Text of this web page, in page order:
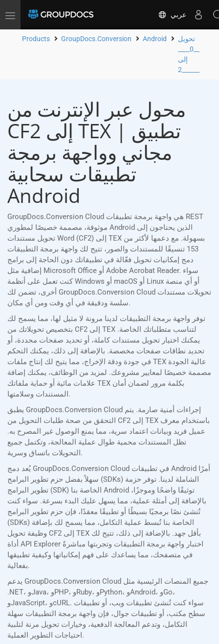
Toggle
عربي
Products GroupDocs.Conversion Android
تحويل
إلى
محول عبر الإنترنت من
CF2 إلى TEX | تطبيق
مجاني وواجهة برمجة
تطبيقات سحابية
Android
GroupDocs.Conversion Cloud هي واجهة برمجة تطبيقات REST
موثوقة، مصممة خصيصًا لمطوري Android الذين يحتاجون إلى
تحويل مستندات Word (CF2) إلى TEX بسهولة. مع دعمها لأكثر من
153 تنسيقًا للمستندات والصور، تتيح لك واجهة برمجة التطبيقات
دمج إمكانيات تحويل فعّالة في تطبيقاتك دون الحاجة إلى برامج
إضافية مثل Microsoft Office أو Adobe Acrobat Reader. سواء
كنت تعمل على أنظمة Windows أو macOS أو Linux أو أي منصة
أخرى، تضمن لك GroupDocs.Conversion Cloud تحويلات مستندات
سلسة ودقيقة في أي وقت ومن أي مكان.
توفر واجهة برمجة التطبيقات لدينا مرونة لا مثيل لها، مما يسمح لك
بتخصيص تحويلاتك من CF2 إلى TEX لتناسب متطلباتك الخاصة.
يمكنك اختيار تحويل مستندات كاملة، أو تحديد صفحات محددة، أو
تحديد نطاقات صفحات مخصصة. بالإضافة إلى ذلك، يمكنك التحكم
في جودة ودقة الإخراج، مما يتيح لك إنتاج ملفات TEX عالية الجودة
مصممة خصيصًا لمعايير مشروعك. لمزيد من الوظائف، يمكنك إضافة
علامات مائية أو حماية ملفاتك TEX بكلمة مرور لضمان أمان
المستندات وسلامتها.
يطبق GroupDocs.Conversion Cloud إجراءات أمنية صارمة. يتم
التحقق من صحة طلبات التحويل من CF2 إلى TEX باستخدام معرف
عميل فريد وبيانات اعتماد سرية، مما يمنع الوصول غير المصرح به.
تظل المستندات محمية طوال عملية المعالجة، وتكتمل جميع
التحويلات باتساق وسرية.
يُعد دمج GroupDocs.Conversion Cloud في تطبيقات Android أمرًا
سهلاً بفضل حزم تطوير البرامج (SDKs) الشاملة لدينا. توفر حزمة
تطوير البرامج (SDK) الخاصة بنا Android توثيقًا واضحًا وموجزًا،
بالإضافة إلى أمثلة عملية، مما يسهل عليك البدء بسرعة. سواء كنت
تُنشئ نصًا برمجيًا بسيطًا أو تطبيقًا معقدًا، فإن حزم تطوير البرامج
(SDKs) الخاصة بنا تُبسط عملية التكامل، مما يسمح لك بإضافة
وظيفة تحويل CF2 إلى TEX بأقل جهد. بالإضافة إلى ذلك، تتيح لك
أداة API Explorer اختبار واجهة برمجة التطبيقات وتجربتها مباشرةً
في متصفحك، مما يساعدك على فهم إمكانياتها وكيفية تطبيقها
بفعالية.
يدعم GroupDocs.Conversion Cloud جميع المنصات الرئيسية مثل
.NET، وJava، وPHP، وRuby، وPython، وAndroid، وGo،
وJavaScript، وcURL. سواء كنت تُنشئ تطبيقات ويب، أو تطبيقات
سطح مكتب، أو تطبيقات جوال، فإن واجهة برمجة التطبيقات سهلة
التكامل، وتدعم المعالجة الدفعية، وخيارات تحويل مرنة لتلبية
احتياجات التطوير العملية.